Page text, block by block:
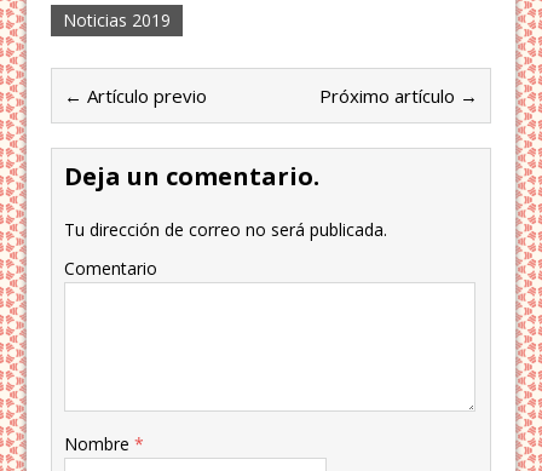
Noticias 2019
← Artículo previo Próximo artículo →
Deja un comentario.
Tu dirección de correo no será publicada.
Comentario
Nombre*